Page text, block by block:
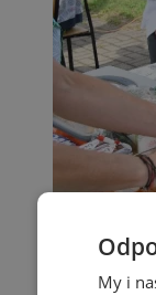
My i